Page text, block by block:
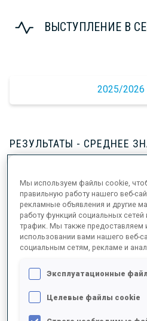
ВЫСТУПЛЕНИЕ В
2025/2026
РЕЗУЛЬТАТЫ - СРЕДНЕЕ
ЛЫЖНЫЙ ХОД - ОТСТАВАНИЕ
СТРЕЛЬБА ЛЕЖА
РЕЗУЛЬТАТЫ - ТЕНДЕНЦИЯ
Мы используем файлы cookie,
правильную работу нашего веб-
рекламные объявления и другие
работу функций социальных сетей
трафик. Мы также
использовании вами нашего веб-
социальным сетям, рекламе и
Эксплуатационные
Целевые файлы cookie